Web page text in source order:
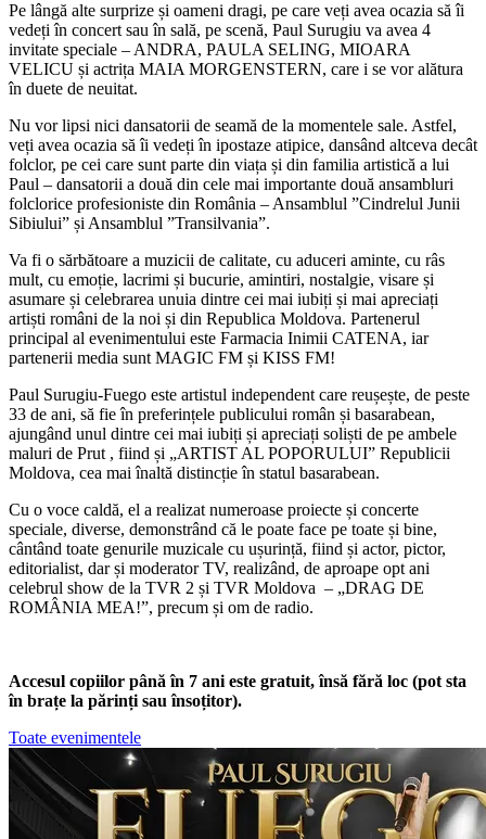
Pe lângă alte surprize și oameni dragi, pe care veți avea ocazia să îi
vedeți în concert sau în sală, pe scenă, Paul Surugiu va avea 4
invitate speciale – ANDRA, PAULA SELING, MIOARA
VELICU și actrița MAIA MORGENSTERN, care i se vor alătura
în duete de neuitat.
Nu vor lipsi nici dansatorii de seamă de la momentele sale. Astfel,
veți avea ocazia să îi vedeți în ipostaze atipice, dansând altceva decât
folclor, pe cei care sunt parte din viața și din familia artistică a lui
Paul – dansatorii a două din cele mai importante două ansambluri
folclorice profesioniste din România – Ansamblul ”Cindrelul Junii
Sibiului” și Ansamblul ”Transilvania”.
Va fi o sărbătoare a muzicii de calitate, cu aduceri aminte, cu râs
mult, cu emoție, lacrimi și bucurie, amintiri, nostalgie, visare și
asumare și celebrarea unuia dintre cei mai iubiți și mai apreciați
artiști români de la noi și din Republica Moldova. Partenerul
principal al evenimentului este Farmacia Inimii CATENA, iar
partenerii media sunt MAGIC FM și KISS FM!
Paul Surugiu-Fuego este artistul independent care reușește, de peste
33 de ani, să fie în preferințele publicului român și basarabean,
ajungând unul dintre cei mai iubiți și apreciați soliști de pe ambele
maluri de Prut , fiind și „ARTIST AL POPORULUI” Republicii
Moldova, cea mai înaltă distincție în statul basarabean.
Cu o voce caldă, el a realizat numeroase proiecte și concerte
speciale, diverse, demonstrând că le poate face pe toate și bine,
cântând toate genurile muzicale cu ușurință, fiind și actor, pictor,
editorialist, dar și moderator TV, realizând, de aproape opt ani
celebrul show de la TVR 2 și TVR Moldova – „DRAG DE
ROMÂNIA MEA!”, precum și om de radio.
Accesul copiilor până în 7 ani este gratuit, însă fără loc (pot sta
în brațe la părinți sau însoțitor).
Toate evenimentele